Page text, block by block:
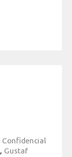
Confidencial
, Gustaf